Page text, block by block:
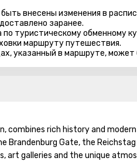
внесены изменения в
заранее.
туристическому обменному
маршруту путешествия.
указанный в маршруте, может
combines rich history and
Brandenburg Gate, the Reichstag
art galleries and the unique